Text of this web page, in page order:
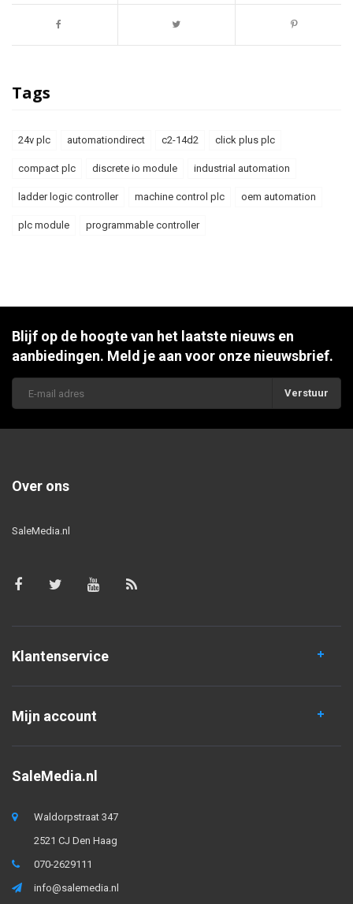
Tags
24v plc automationdirect c2-14d2 click plus plc
compact plc discrete io module industrial automation
ladder logic controller machine control plc oem automation
plc module programmable controller
Blijf op de hoogte van het laatste nieuws en
aanbiedingen. Meld je aan voor onze nieuwsbrief.
Verstuur
Over ons
SaleMedia.nl
Klantenservice
Mijn account
SaleMedia.nl
Waldorpstraat 347
2521 CJ Den Haag
070-2629111
info@salemedia.nl